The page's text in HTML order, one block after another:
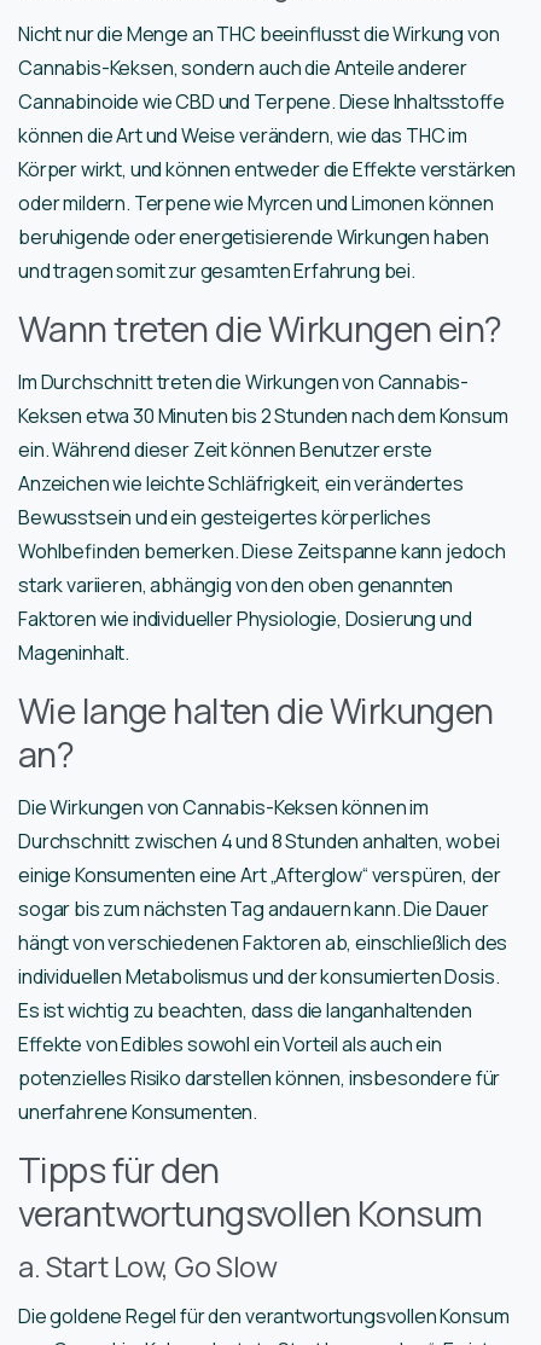
Nicht nur die Menge an THC beeinflusst die Wirkung von
Cannabis-Keksen, sondern auch die Anteile anderer
Cannabinoide wie CBD und Terpene. Diese Inhaltsstoffe
können die Art und Weise verändern, wie das THC im
Körper wirkt, und können entweder die Effekte verstärken
oder mildern. Terpene wie Myrcen und Limonen können
beruhigende oder energetisierende Wirkungen haben
und tragen somit zur gesamten Erfahrung bei.
Wann treten die Wirkungen ein?
Im Durchschnitt treten die Wirkungen von Cannabis-
Keksen etwa 30 Minuten bis 2 Stunden nach dem Konsum
ein. Während dieser Zeit können Benutzer erste
Anzeichen wie leichte Schläfrigkeit, ein verändertes
Bewusstsein und ein gesteigertes körperliches
Wohlbefinden bemerken. Diese Zeitspanne kann jedoch
stark variieren, abhängig von den oben genannten
Faktoren wie individueller Physiologie, Dosierung und
Mageninhalt.
Wie lange halten die Wirkungen
an?
Die Wirkungen von Cannabis-Keksen können im
Durchschnitt zwischen 4 und 8 Stunden anhalten, wobei
einige Konsumenten eine Art „Afterglow“ verspüren, der
sogar bis zum nächsten Tag andauern kann. Die Dauer
hängt von verschiedenen Faktoren ab, einschließlich des
individuellen Metabolismus und der konsumierten Dosis.
Es ist wichtig zu beachten, dass die langanhaltenden
Effekte von Edibles sowohl ein Vorteil als auch ein
potenzielles Risiko darstellen können, insbesondere für
unerfahrene Konsumenten.
Tipps für den
verantwortungsvollen Konsum
a. Start Low, Go Slow
Die goldene Regel für den verantwortungsvollen Konsum